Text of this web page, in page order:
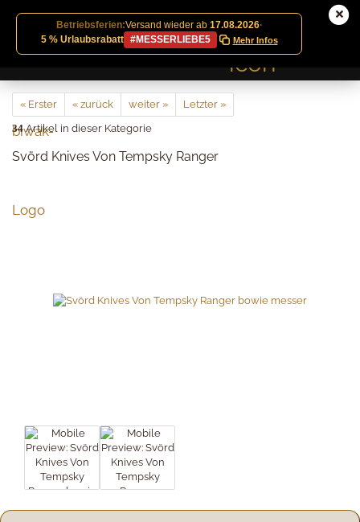
Betriebsferien:Versand wieder ab 17.08.2026·
5 % Urlaubsrabatt
#MESSERLIEBE5 Mehr Infos
« Erster « zurück weiter »
Letzter »
34Artikel in dieser Kategorie
Svörd Knives Von Tempsky Ranger